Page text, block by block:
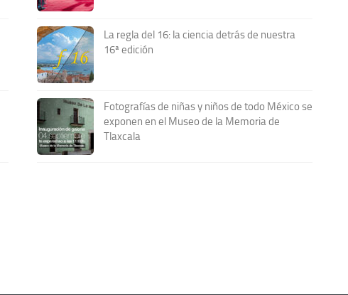
La regla del 16: la ciencia detrás de nuestra
16ª edición
Fotografías de niñas y niños de todo México se
exponen en el Museo de la Memoria de
Tlaxcala